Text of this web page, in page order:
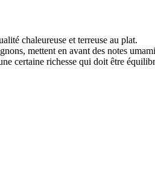
chaleureuse et terreuse au plat.
mettent en avant des notes
certaine richesse qui doit être